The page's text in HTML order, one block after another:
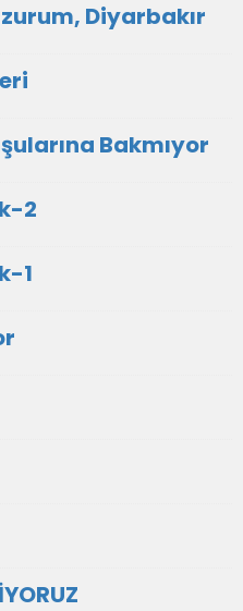
Diyarbakır
Bakmıyor
2
1